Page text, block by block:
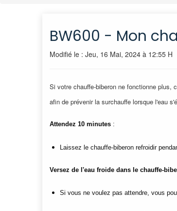
BW600 - Mon
Modifié le : Jeu, 16 Mai, 2024 à 12:55 H
Si votre chauffe-biberon ne fonctionne plus,
afin de prévenir la surchauffe lorsque l'eau
Attendez 10 minutes :
Laissez le chauffe-biberon refroidir
Versez de l'eau froide dans le chauffe-
Si vous ne voulez pas attendre, vous